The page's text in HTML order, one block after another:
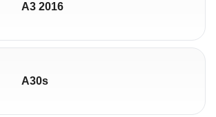
A3 2016
A30s